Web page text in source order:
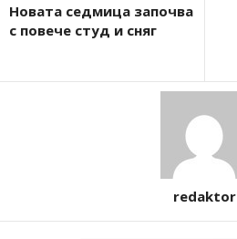
Новата седмица започва
с повече студ и сняг
redaktor